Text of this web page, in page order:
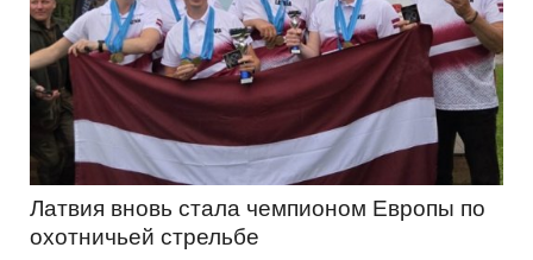
Латвия вновь стала чемпионом Европы по
охотничьей стрельбе